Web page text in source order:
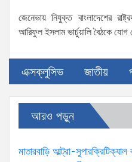
জেনেভায় নিযুক্ত বাংলাদেশের
আরিফুল ইসলাম ভার্চুয়ালি বৈঠকে যোগ
এক্সক্লুসিভ জাতীয়
আরও পড়ুন
মাতারবাড়ি আল্ট্রা-